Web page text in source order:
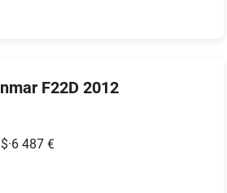
F22D 2012
$·6 487 €